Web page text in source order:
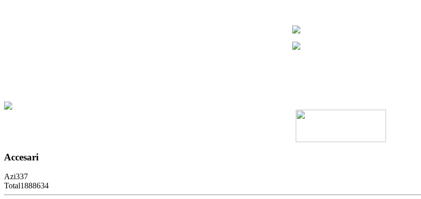
Accesari
Azi337
Total1888634